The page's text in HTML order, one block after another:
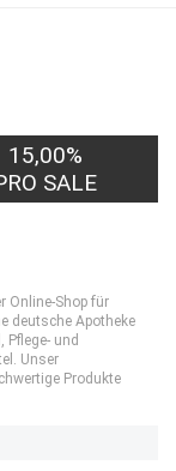
15,00%
SALE
Online-Shop für
deutsche Apotheke
Pflege- und
Unser
Produkte